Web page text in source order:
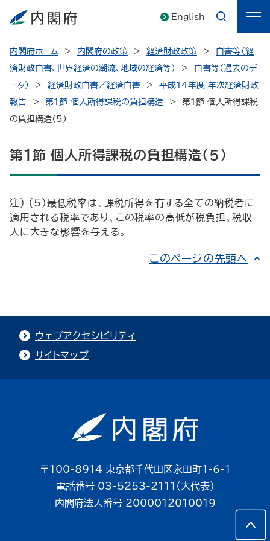
English
内閣府ホーム 内閣府の政策 経済財政政策
白書等（経
済財政白書、世界経済の潮流、地域の経済等）
白書等（過去のデ
ータ）
経済財政白書／経済白書
平成14年度 年次経済財政
報告
第１節 個人所得課税の負担構造
第１節 個人所得課税
の負担構造（5）
第１節 個人所得課税の負担構造（5）
注） （5）最低税率は、課税所得を有する全ての納税者に
適用される税率であり、この税率の高低が税負担、税収
入に大きな影響を与える。
このページの先頭へ
ウェブアクセシビリティ
サイトマップ
〒100-8914 東京都千代田区永田町1-6-1
電話番号 03-5253-2111（大代表）
内閣府法人番号 2000012010019